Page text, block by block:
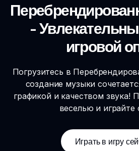
-
игровой
Погрузитесь в
создание музыки
графикой и качеством звука!
веселью и играйте
Играть в игру